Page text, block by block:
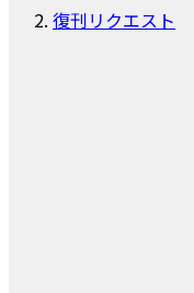
復刊リクエスト